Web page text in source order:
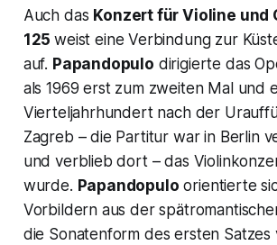
Auch das Konzert für Violine und
125 weist eine Verbindung zur
auf. Papandopulo dirigierte das
als 1969 erst zum zweiten Mal und
Vierteljahrhundert nach der
Zagreb – die Partitur war in Berlin
und verblieb dort – das
wurde. Papandopulo orientierte
Vorbildern aus der
die Sonatenform des ersten Satzes